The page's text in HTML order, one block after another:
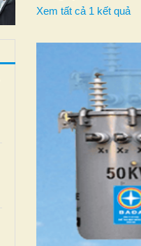
Xem tất cả 1 kết quả